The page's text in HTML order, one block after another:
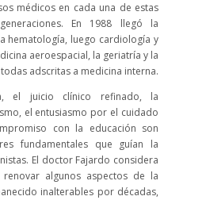
médicos en cada una de estas
En 1988 llegó la
hematología, luego cardiología y
aeroespacial, la geriatría y la
adscritas a medicina interna.
el juicio clínico refinado, la
el entusiasmo por el cuidado
con la educación son
fundamentales que guían la
El doctor Fajardo considera
algunos aspectos de la
inalterables por décadas,